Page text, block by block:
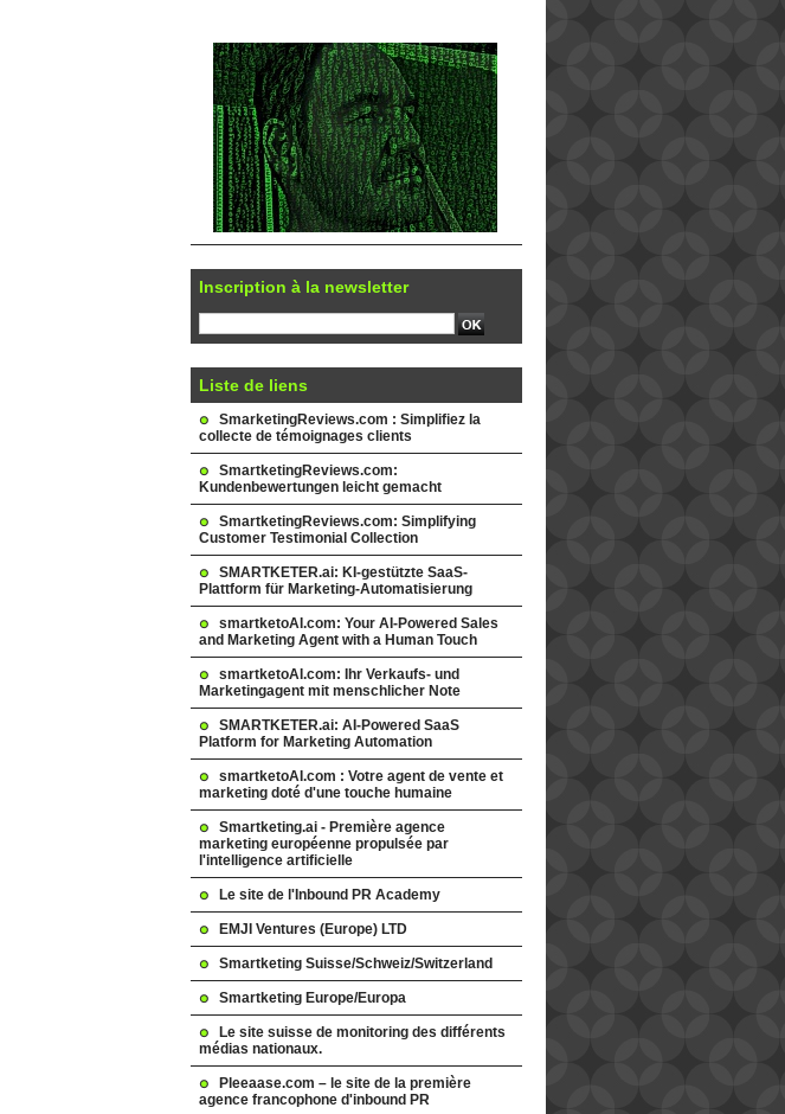
Inscription à la newsletter
Liste de liens
SmarketingReviews.com : Simplifiez la
collecte de témoignages clients
SmartketingReviews.com:
Kundenbewertungen leicht gemacht
SmartketingReviews.com: Simplifying
Customer Testimonial Collection
SMARTKETER.ai: KI-gestützte SaaS-
Plattform für Marketing-Automatisierung
smartketoAI.com: Your AI-Powered Sales
and Marketing Agent with a Human Touch
smartketoAI.com: Ihr Verkaufs- und
Marketingagent mit menschlicher Note
SMARTKETER.ai: AI-Powered SaaS
Platform for Marketing Automation
smartketoAI.com : Votre agent de vente et
marketing doté d'une touche humaine
Smartketing.ai - Première agence
marketing européenne propulsée par
l'intelligence artificielle
Le site de l'Inbound PR Academy
EMJI Ventures (Europe) LTD
Smartketing Suisse/Schweiz/Switzerland
Smartketing Europe/Europa
Le site suisse de monitoring des différents
médias nationaux.
Pleeaase.com – le site de la première
agence francophone d'inbound PR